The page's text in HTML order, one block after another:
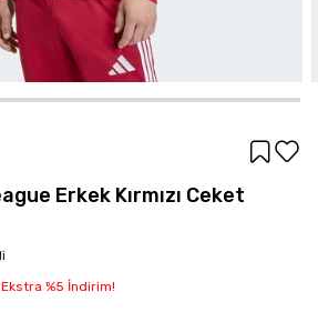
Erkek Kırmızı Ceket
%5 İndirim!